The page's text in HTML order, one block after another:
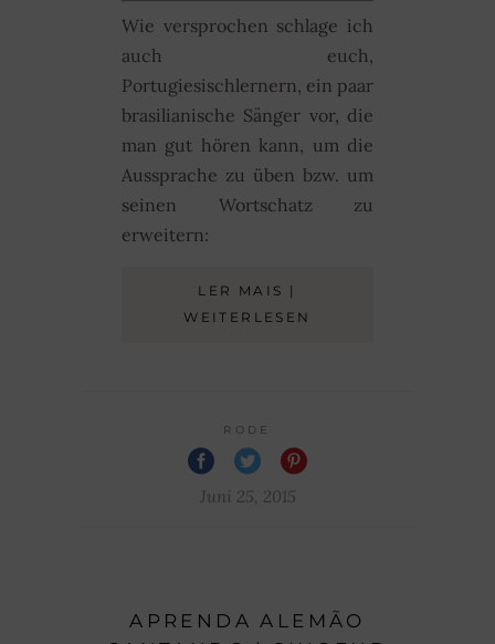
Wie versprochen schlage ich
auch euch,
Portugiesischlernern, ein paar
brasilianische Sänger vor, die
man gut hören kann, um die
Aussprache zu üben bzw. um
seinen Wortschatz zu
erweitern:
LER MAIS |
WEITERLESEN
RODE
Juni 25, 2015
APRENDA ALEMÃO